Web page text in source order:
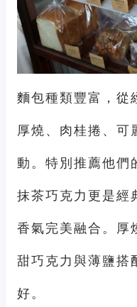
麵包種類豐富，從
厚燒、肉桂捲、可
動。特別推薦他們
抹茶巧克力更是經
香氣完美融合。厚
甜巧克力與薄鹽搭
好。